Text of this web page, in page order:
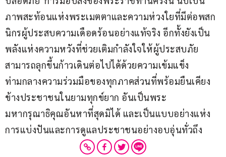
ภาพสะท้อนแห่งพระเมตตาและความห่วงใยที่มีต่อพสก
นิกรผู้ประสบความเดือดร้อนอย่างแท้จริง อีกทั้งยังเป็น
พลังแห่งความหวังที่ช่วยเติมกำลังใจให้ผู้ประสบภัย
สามารถลุกขึ้นก้าวเดินต่อไปได้ด้วยความเข้มแข็ง
ท่ามกลางความร่วมมือของทุกภาคส่วนที่พร้อมยืนเคียง
ข้างประชาชนในยามทุกข์ยาก อันเป็นพระ
มหากรุณาธิคุณอันหาที่สุดมิได้ และเป็นแบบอย่างแห่ง
การแบ่งปันและการดูแลประชาชนอย่างอบอุ่นทั่วถึง